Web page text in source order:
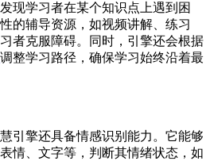
现学习者在某个知识点上遇到困
的辅导资源，如视频讲解、练习
者克服障碍。同时，引擎还会根据
调整学习路径，确保学习始终沿着最
引擎还具备情感识别能力。它能够
情、文字等，判断其情绪状态，如